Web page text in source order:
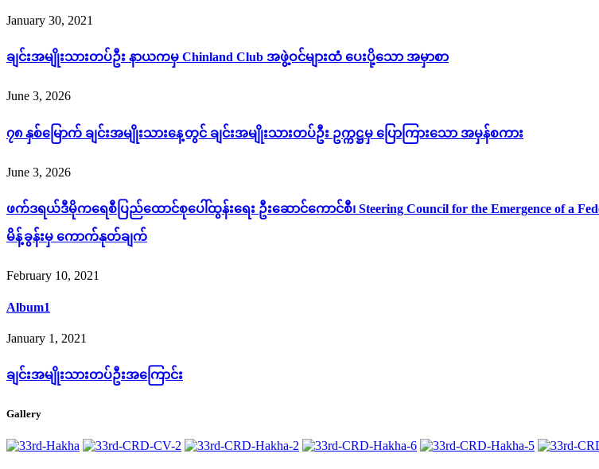
January 30, 2021
ချင်းအမျိုးသားတပ်ဦး နာယကမှ Chinland Club အဖွဲ့ဝင်များထံ ပေးပို့သော အမှာစာ
June 3, 2026
၇၈ နှစ်မြောက် ချင်းအမျိုးသားနေ့တွင် ချင်းအမျိုးသားတပ်ဦး ဥက္ကဋ္ဌမှ ပြောကြားသော အမှန်စကား
June 3, 2026
ဖက်ဒရယ်ဒီမိုကရေစီပြည်ထောင်စုပေါ်ထွန်းရေး ဦးဆောင်ကောင်စီ၊ Steering Council for the Emergence of a
မိန့်ခွန်းမှ ကောက်နုတ်ချက်
February 10, 2021
Album1
January 1, 2021
ချင်းအမျိုးသားတပ်ဦးအကြောင်း
Gallery